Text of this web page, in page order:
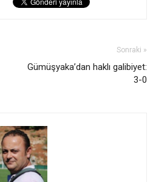
Sonraki »
Gümüşyaka’dan haklı galibiyet:
3-0